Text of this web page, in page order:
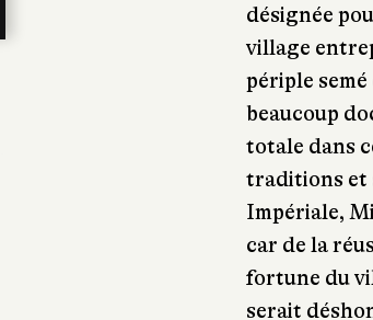
désignée
village
périple semé
beaucoup
totale dans
traditions et
Impériale,
car de la
fortune du
serait